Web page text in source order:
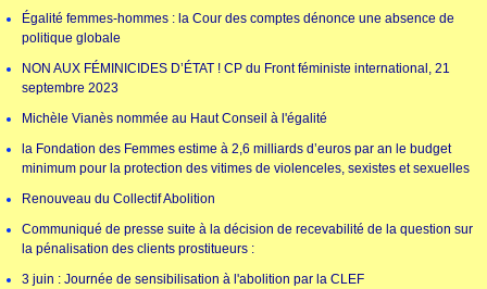
Égalité femmes-hommes : la Cour des comptes dénonce une absence de
politique globale
NON AUX FÉMINICIDES D’ÉTAT ! CP du Front féministe international, 21
septembre 2023
Michèle Vianès nommée au Haut Conseil à l'égalité
la Fondation des Femmes estime à 2,6 milliards d’euros par an le budget
minimum pour la protection des vitimes de violenceles, sexistes et sexuelles
Renouveau du Collectif Abolition
Communiqué de presse suite à la décision de recevabilité de la question sur
la pénalisation des clients prostitueurs :
3 juin : Journée de sensibilisation à l'abolition par la CLEF